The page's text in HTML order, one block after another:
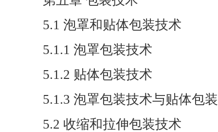
5.1 泡罩和贴体包装技术
5.1.1 泡罩包装技术
5.1.2 贴体包装技术
5.1.3 泡罩包装技术与贴体包
5.2 收缩和拉伸包装技术